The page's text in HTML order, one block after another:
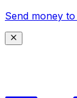
Send money